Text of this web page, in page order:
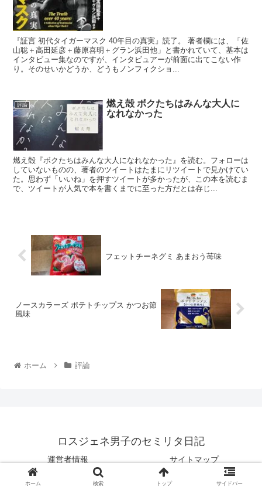
『証言 初代タイガーマスク 40年目の真実』読了。 著者欄には、「佐
山聡＋高田延彦＋藤原喜明＋グラン浜田他」と書かれていて、基本は
インタビュー集なのですが、インタビュアーが前面に出てこない作
り。そのせいかどうか、どうもノンフィクショ...
評論
燃え殻 ボクたちはみんな大人に
なれなかった
燃え殻『ボクたちはみんな大人になれなかった』を読む。フォローは
していないものの、著者のツイートはたまにリツイートで見かけてい
た。思わず「いいね」を押すツイートが多かったが、この本を読むま
で、ツイートが人気で本を書くまでに至った方だとは存じ...
フェットチーネグミ あまおう苺味
ノースカラーズ ポテトチップス かつお節
風味
ホーム 評論
ロスジェネ男子のセミリタ日記
運営者情報 サイトマップ
© 2020 ロスジェネ男子のセミリタ日記.
ホーム 検索 トップ サイドバー